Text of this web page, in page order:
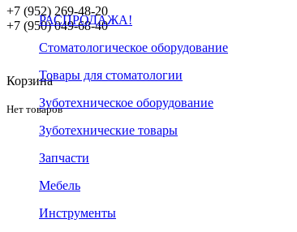
+7 (952) 269-48-20
‪+7 (950) 049-68-40
Корзина
Нет товаров
РАСПРОДАЖА!
Стоматологическое оборудование
Товары для стоматологии
Зуботехническое оборудование
Зуботехнические товары
Запчасти
Мебель
Инструменты